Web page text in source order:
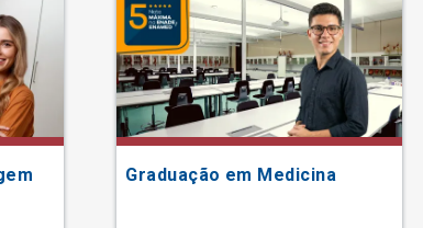
Graduação em Medicina